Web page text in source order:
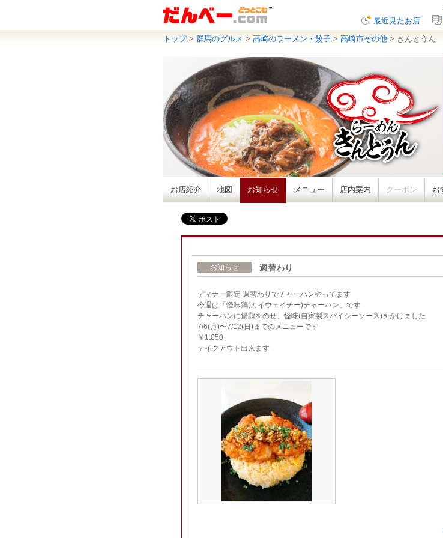
最近見たお店
トップ> 群馬のグルメ > 高崎のラーメン・餃子 > 高崎市その他 > きんとうん
お店紹介 地図 お知らせ メニュー 店内案内 クーポン お
お知らせ 週替わり
ディナー限定 週替わりでチャーハンやってます
今週は「怪味鶏(カイウェイチー)チャーハン」です
チャーハンに揚鶏をのせ、怪味(自家製スパイシーソース)をかけました
7/6(月)〜7/12(日)までのメニューです
￥1.050
テイクアウト出来ます